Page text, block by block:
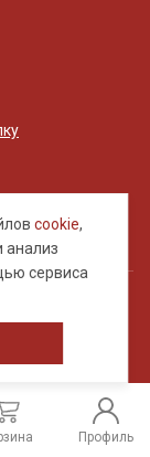
cookie,
анализ
сервиса
Профиль